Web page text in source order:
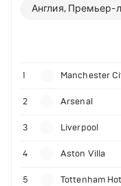
Англия, Премьер-
1 Manchester
2 Arsenal
3 Liverpool
4 Aston Villa
5 Tottenham